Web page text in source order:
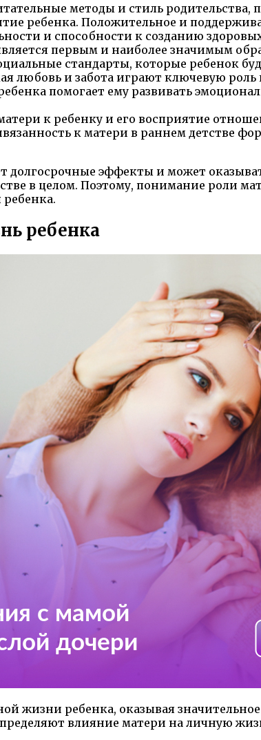
методы и стиль
ребенка. Положительное и
и способности к созданию
первым и наиболее значимым
стандарты, которые ребенок
любовь и забота играют ключевую
помогает ему развивать
к ребенку и его восприятие
к матери в раннем детстве
эффекты и может
в целом. Поэтому, понимание роли
ребенка.
ребенка
жизни ребенка, оказывая
влияние матери на личную